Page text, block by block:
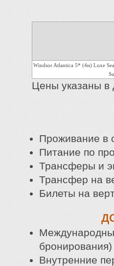
Windsor Atlantica 5* (4н) Luxe
Цены указаны в
Проживание в
Питание по
Трансферы и
Трансфер на
Билеты на
бронирования)
Внутренние